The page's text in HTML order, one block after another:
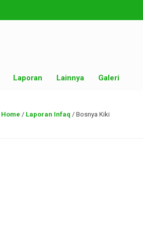
Laporan Lainnya Galeri
Home / Laporan Infaq / Bosnya Kiki